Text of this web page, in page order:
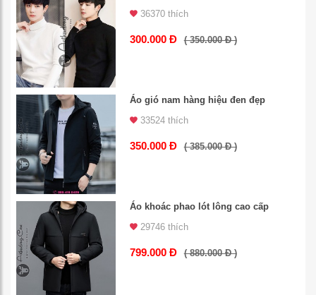
36370 thích
300.000 Đ ( 350.000 Đ )
Áo gió nam hàng hiệu đen đẹp
33524 thích
350.000 Đ ( 385.000 Đ )
Áo khoác phao lót lông cao cấp
29746 thích
799.000 Đ ( 880.000 Đ )